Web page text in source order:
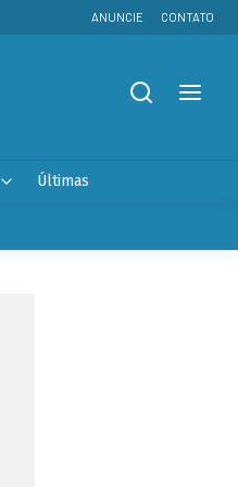
ANUNCIE CONTATO
Últimas